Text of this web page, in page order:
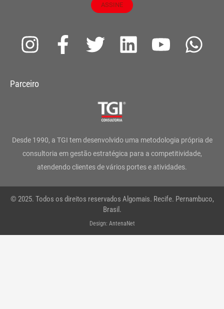
ASSINE
I
s
g
r
a
m
F
a
o
o
k
-
T
t
e
r
L
d
i
n
Y
b
e
W
a
p
Parceiro
Desde 1990, a TGI tem desenvolvido uma metodologia própria de
consultoria em gestão estratégica para a competitividade,
atendendo clientes de vários portes e atividades.
© 2025. Todos os direitos reservados Algomais. Recife. Pernambuco,
Brasil.
Design: AntenaNet